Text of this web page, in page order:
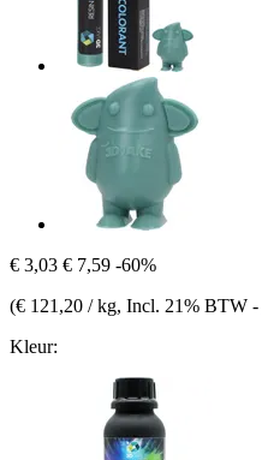
€ 3,03 € 7,59 -60%
(€ 121,20 / kg, Incl. 21% BTW -
Kleur: